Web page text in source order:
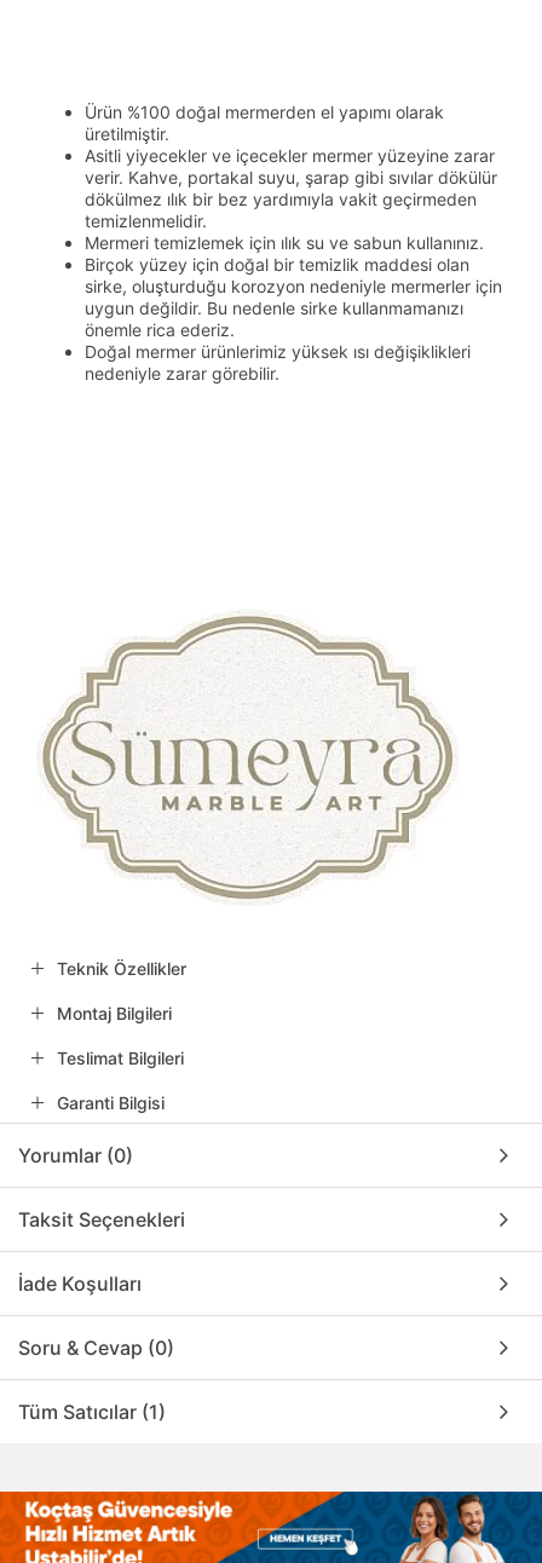
Ürün %100 doğal mermerden el yapımı olarak
üretilmiştir.
Asitli yiyecekler ve içecekler mermer yüzeyine zarar
verir. Kahve, portakal suyu, şarap gibi sıvılar dökülür
dökülmez ılık bir bez yardımıyla vakit geçirmeden
temizlenmelidir.
Mermeri temizlemek için ılık su ve sabun kullanınız.
Birçok yüzey için doğal bir temizlik maddesi olan
sirke, oluşturduğu korozyon nedeniyle mermerler için
uygun değildir. Bu nedenle sirke kullanmamanızı
önemle rica ederiz.
Doğal mermer ürünlerimiz yüksek ısı değişiklikleri
nedeniyle zarar görebilir.
Teknik Özellikler
Montaj Bilgileri
Teslimat Bilgileri
Garanti Bilgisi
Yorumlar (0)
Taksit Seçenekleri
İade Koşulları
Soru & Cevap (0)
Tüm Satıcılar (1)